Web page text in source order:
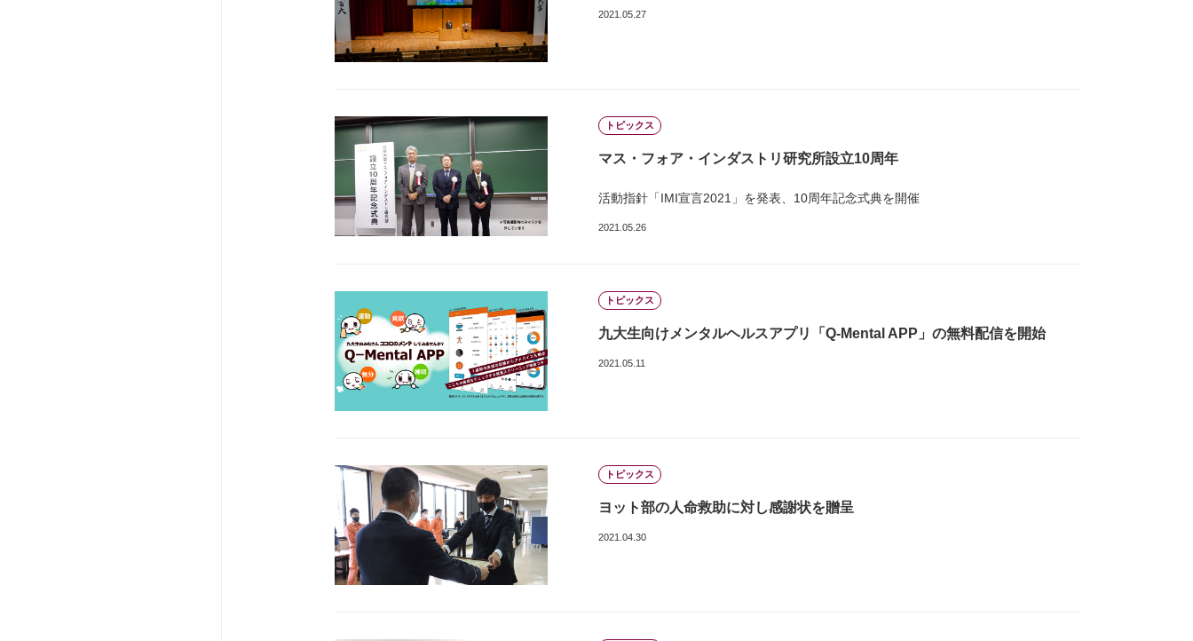
2021.05.27
トピックス
マス・フォア・インダストリ研究所設立10周年
活動指針「IMI宣言2021」を発表、10周年記念式典を開催
2021.05.26
トピックス
九大生向けメンタルヘルスアプリ「Q-Mental APP」の無料配信を開始
2021.05.11
トピックス
ヨット部の人命救助に対し感謝状を贈呈
2021.04.30